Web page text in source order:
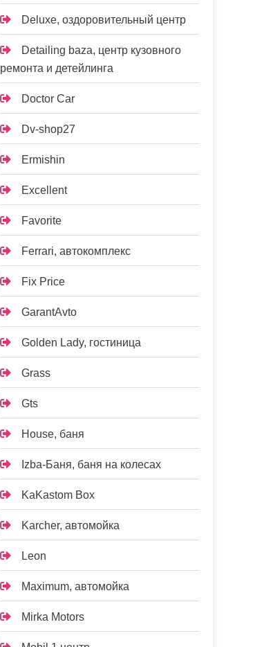
Deluxe, оздоровительный центр
Detailing baza, центр кузовного
ремонта и детейлинга
Doctor Car
Dv-shop27
Ermishin
Excellent
Favorite
Ferrari, автокомплекс
Fix Price
GarantAvto
Golden Lady, гостиница
Grass
Gts
House, баня
Izba-Баня, баня на колесах
KaKastom Box
Karcher, автомойка
Leon
Maximum, автомойка
Mirka Motors